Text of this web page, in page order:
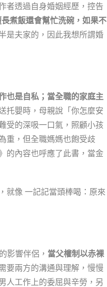
者透過自身婚姻經歷，控告
煮飯還會幫忙洗碗，如果不
是夫家的，因此我想所謂婚
也是自私；當全職的家庭主
托嬰時，母親說「你怎麼安
受的深吸一口氣，照顧小孩
重，但全職媽媽也飽受歧
的內容也呼應了此書，當金
就像 一記記當頭棒喝：原來
影響伴侶， 當父權制以赤裸
要兩方的溝通與理解，慢慢
人工作上的委屈與辛勞，另